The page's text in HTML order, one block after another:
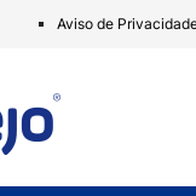
Aviso de